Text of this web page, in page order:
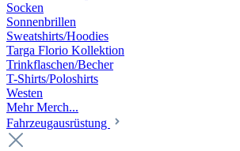
Socken
Sonnenbrillen
Sweatshirts/Hoodies
Targa Florio Kollektion
Trinkflaschen/Becher
T-Shirts/Poloshirts
Westen
Mehr Merch...
Fahrzeugausrüstung